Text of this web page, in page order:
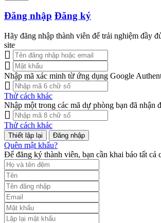
Đăng nhập Đăng ký
Hãy đăng nhập thành viên để trải nghiệm đầy
site
Nhập mã xác minh từ ứng dụng Google
Thử cách khác
Nhập một trong các mã dự phòng bạn đã nhận
Thử cách khác
Đăng nhập
Quên mật khẩu?
Để đăng ký thành viên, bạn cần khai báo tất cả